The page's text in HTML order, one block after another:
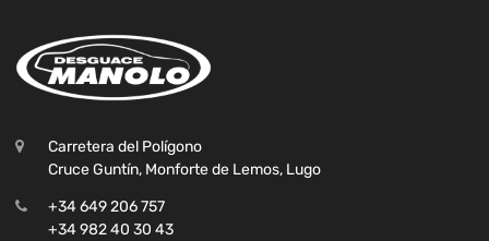
Carretera del Polígono
Cruce Guntín, Monforte de Lemos, Lugo
+34 649 206 757
+34 982 40 30 43